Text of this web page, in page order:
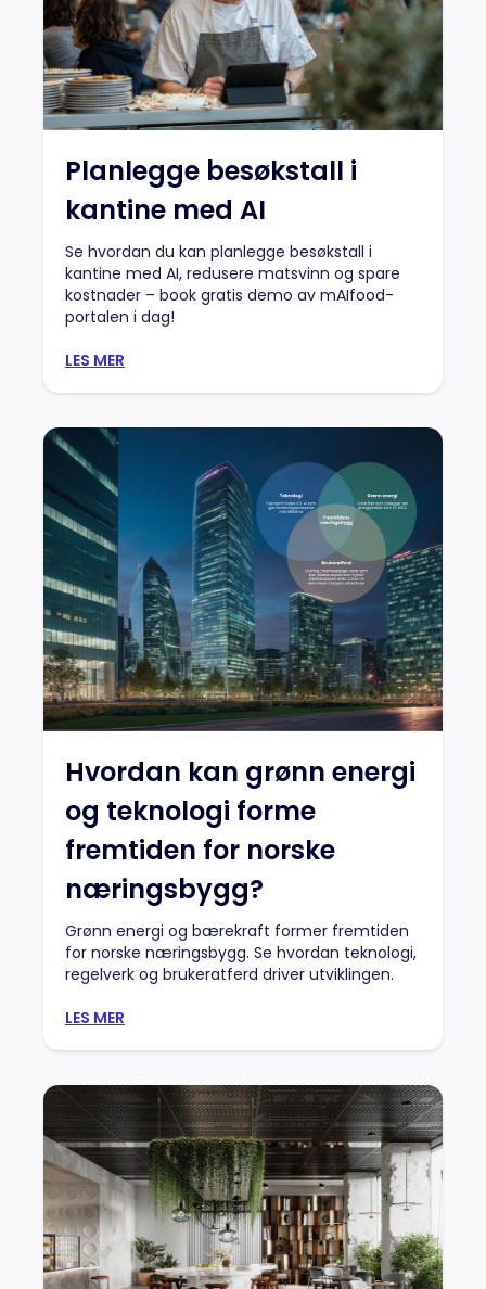
Planlegge besøkstall i
kantine med AI
Se hvordan du kan planlegge besøkstall i
kantine med AI, redusere matsvinn og spare
kostnader – book gratis demo av mAIfood-
portalen i dag!
LES MER
Hvordan kan grønn energi
og teknologi forme
fremtiden for norske
næringsbygg?
Grønn energi og bærekraft former fremtiden
for norske næringsbygg. Se hvordan teknologi,
regelverk og brukeratferd driver utviklingen.
LES MER